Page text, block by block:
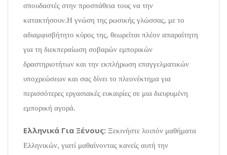
σπουδαστές στην προσπάθεια τους να την
κατακτήσουν.Η γνώση της ρωσικής γλώσσας, με το
αδιαμφισβήτητο κύρος της, θεωρείται πλέον απαραίτητη
για τη διεκπεραίωση σοβαρών εμπορικών
δραστηριοτήτων και την εκπλήρωση επαγγελματικών
υποχρεώσεων και σας δίνει το πλεονέκτημα για
περισσότερες εργασιακές ευκαιρίες σε μια διευρυμένη
εμπορική αγορά.
Ελληνικά Για Ξένους: Ξεκινήστε λοιπόν μαθήματα
Ελληνικών, γιατί μαθαίνοντας κανείς αυτή την